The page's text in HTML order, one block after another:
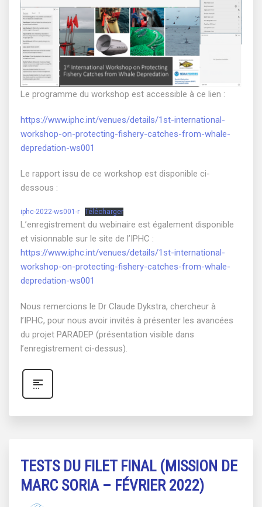
Le programme du workshop est accessible à ce lien :
https://www.iphc.int/venues/details/1st-international-
workshop-on-protecting-fishery-catches-from-whale-
depredation-ws001
Le rapport issu de ce workshop est disponible ci-
dessous :
iphc-2022-ws001-r Télécharger
L’enregistrement du webinaire est également disponible
et visionnable sur le site de l’IPHC :
https://www.iphc.int/venues/details/1st-international-
workshop-on-protecting-fishery-catches-from-whale-
depredation-ws001
Nous remercions le Dr Claude Dykstra, chercheur à
l’IPHC, pour nous avoir invités à présenter les avancées
du projet PARADEP (présentation visible dans
l’enregistrement ci-dessus).
TESTS DU FILET FINAL (MISSION DE
MARC SORIA – FÉVRIER 2022)